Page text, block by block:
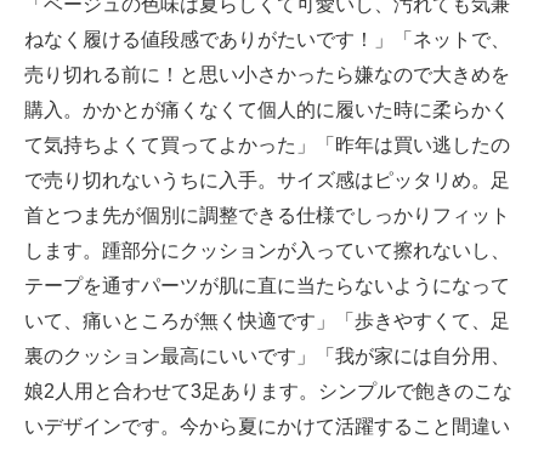
「ベージュの色味は夏らしくて可愛いし、汚れても気兼
ねなく履ける値段感でありがたいです！」「ネットで、
売り切れる前に！と思い小さかったら嫌なので大きめを
購入。かかとが痛くなくて個人的に履いた時に柔らかく
て気持ちよくて買ってよかった」「昨年は買い逃したの
で売り切れないうちに入手。サイズ感はピッタリめ。足
首とつま先が個別に調整できる仕様でしっかりフィット
します。踵部分にクッションが入っていて擦れないし、
テープを通すパーツが肌に直に当たらないようになって
いて、痛いところが無く快適です」「歩きやすくて、足
裏のクッション最高にいいです」「我が家には自分用、
娘2人用と合わせて3足あります。シンプルで飽きのこな
いデザインです。今から夏にかけて活躍すること間違い